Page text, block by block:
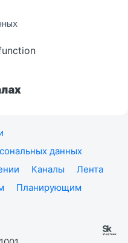
данных
Каналы
Лента
Планирующим